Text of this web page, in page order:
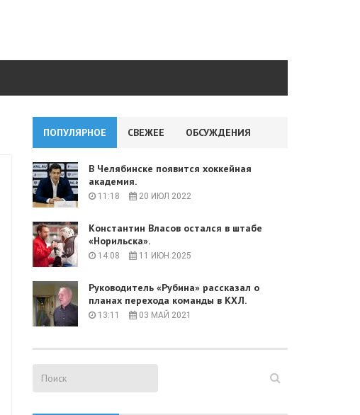
ПОПУЛЯРНОЕ СВЕЖЕЕ ОБСУЖДЕНИЯ
В Челябинске появится хоккейная
академия.
11:18 20 ИЮЛ 2022
Константин Власов остался в штабе
«Норильска».
14:08 11 ИЮН 2025
Руководитель «Рубина» рассказал о
планах перехода команды в КХЛ.
13:11 03 МАЙ 2021